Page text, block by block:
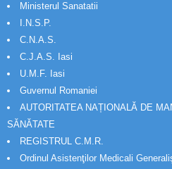
Ministerul Sanatatii
I.N.S.P.
C.N.A.S.
C.J.A.S. Iasi
U.M.F. Iasi
Guvernul Romaniei
AUTORITATEA NAȚIONALĂ DE
SĂNĂTATE
REGISTRUL C.M.R.
Ordinul Asistenţilor Medicali